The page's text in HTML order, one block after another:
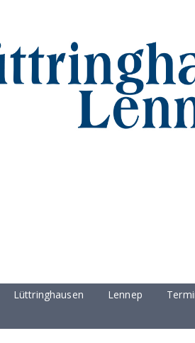
Lüttringhausen Lennep